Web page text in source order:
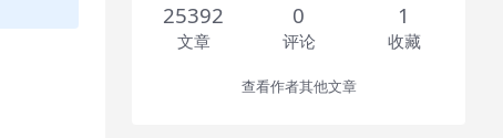
25392
文章
0
评论
1
收藏
查看作者其他文章